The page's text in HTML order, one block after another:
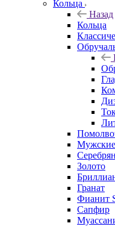
Кольца
Назад
Кольца
Мужские
Золото
Гранат
Фианит
Сапфир